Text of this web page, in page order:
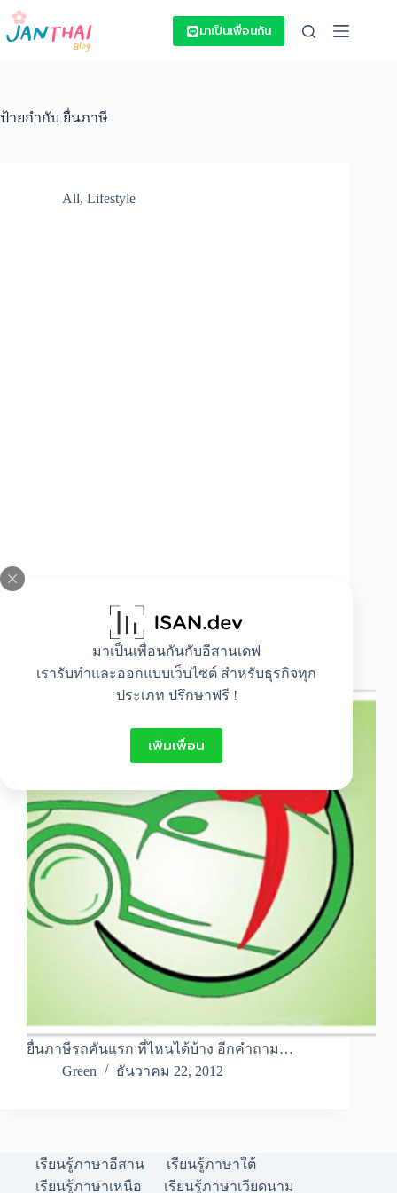
Skip
content
มาเป็นเพื่อนกันกับอีสานเดฟ
เรารับทำและออกแบบเว็บไซต์ สำหรับธุรกิจทุก
ประเภท ปรึกษาฟรี !
เพิ่มเพื่อน
มาเป็นเพื่อนกัน
ป้ายกำกับ ยื่นภาษี
All, Lifestyle
ยื่นภาษีรถคันแรก ที่ไหนได้บ้าง
ยื่นภาษีรถคันแรก ที่ไหนได้บ้าง อีกคำถาม…
Green
ธันวาคม 22, 2012
เรียนรู้ภาษาอีสาน
เรียนรู้ภาษาใต้
เรียนรู้ภาษาเหนือ
เรียนรู้ภาษาเวียดนาม